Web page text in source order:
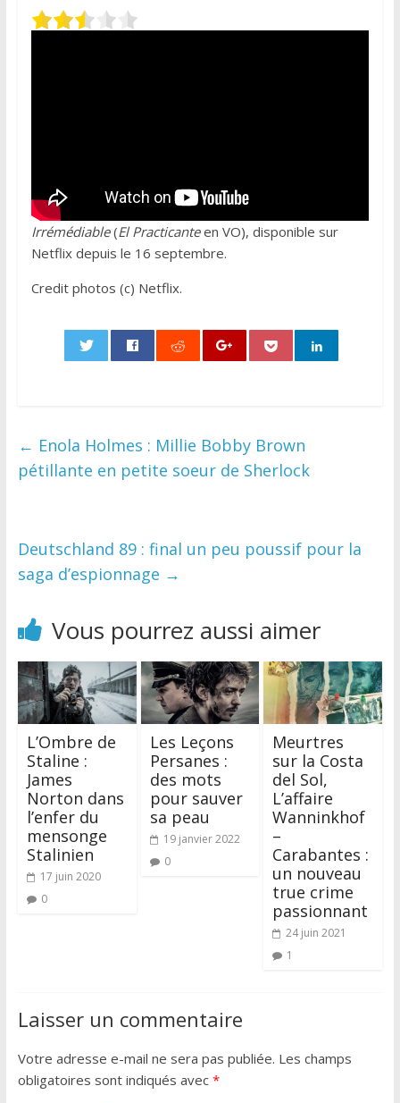
Irrémédiable(El Practicanteen VO), disponible sur
Netflix depuis le 16 septembre.
Credit photos (c) Netflix.
← Enola Holmes : Millie Bobby Brown
pétillante en petite soeur de Sherlock
Deutschland 89 : final un peu poussif pour la
saga d’espionnage →
Vous pourrez aussi aimer
L’Ombre de
Staline :
James
Norton dans
l’enfer du
mensonge
Stalinien
17 juin 2020
0
Les Leçons
Persanes :
des mots
pour sauver
sa peau
19 janvier 2022
0
Meurtres
sur la Costa
del Sol,
L’affaire
Wanninkhof
–
Carabantes :
un nouveau
true crime
passionnant
24 juin 2021
1
Laisser un commentaire
Votre adresse e-mail ne sera pas publiée. Les champs
obligatoires sont indiqués avec *